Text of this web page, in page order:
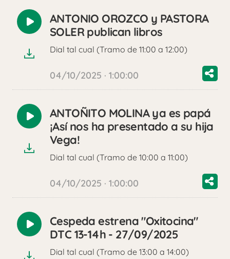
Reproducir
audio
ANTONIO OROZCO y PASTORA
SOLER publican libros
Dial tal cual (Tramo de 11:00 a 12:00)
04/10/2025 · 1:00:00
Reproducir
audio
ANTOÑITO MOLINA ya es papá
¡Así nos ha presentado a su hija
Vega!
Dial tal cual (Tramo de 10:00 a 11:00)
04/10/2025 · 1:00:00
Reproducir
audio
Cespeda estrena "Oxitocina"
DTC 13-14h - 27/09/2025
Dial tal cual (Tramo de 13:00 a 14:00)